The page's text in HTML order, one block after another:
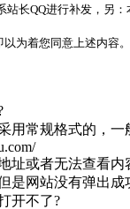
长QQ进行补发，另
为着您同意上述内容。
用常规格式的，一
址或者无法查看内
是网站没有弹出
开不了?